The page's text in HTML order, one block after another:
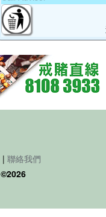
| 聯絡我們
©2026